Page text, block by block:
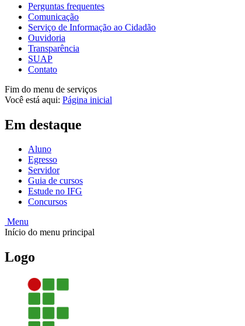
Perguntas frequentes
Comunicação
Serviço de Informação ao Cidadão
Ouvidoria
Transparência
SUAP
Contato
Fim do menu de serviços
Você está aqui: Página inicial
Em destaque
Aluno
Egresso
Servidor
Guia de cursos
Estude no IFG
Concursos
Menu
Início do menu principal
Logo